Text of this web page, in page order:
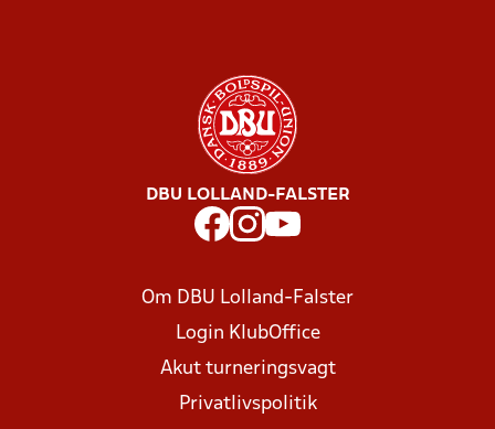
DBU LOLLAND-FALSTER
Om DBU Lolland-Falster
Login KlubOffice
Akut turneringsvagt
Privatlivspolitik